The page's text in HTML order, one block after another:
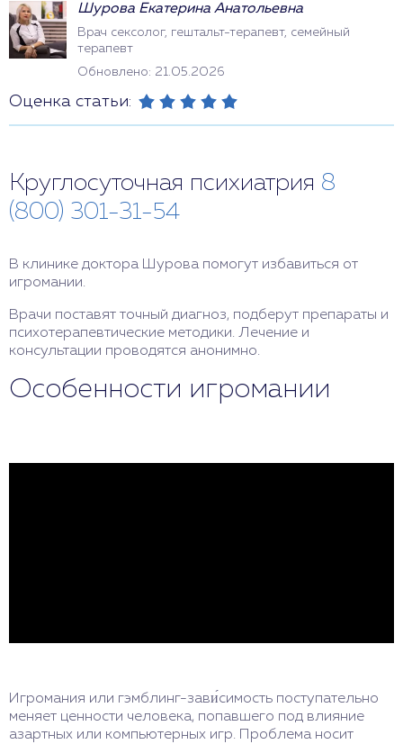
Шурова Екатерина Анатольевна
Врач сексолог, гештальт-терапевт, семейный
терапевт
Обновлено: 21.05.2026
Оценка статьи:
Круглосуточная психиатрия 8
(800) 301-31-54
В клинике доктора Шурова помогут избавиться от
игромании.
Врачи поставят точный диагноз, подберут препараты и
психотерапевтические методики. Лечение и
консультации проводятся анонимно.
Особенности игромании
Игромания или гэмблинг-зави́симость поступательно
меняет ценности человека, попавшего под влияние
азартных или компьютерных игр. Проблема носит